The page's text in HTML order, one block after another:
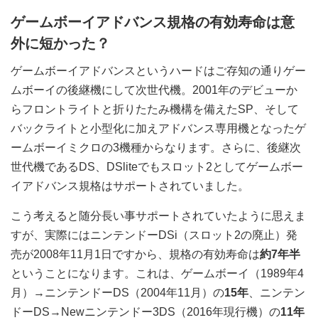
ゲームボーイアドバンス規格の有効寿命は意
外に短かった？
ゲームボーイアドバンスというハードはご存知の通りゲー
ムボーイの後継機にして次世代機。2001年のデビューか
らフロントライトと折りたたみ機構を備えたSP、そして
バックライトと小型化に加えアドバンス専用機となったゲ
ームボーイミクロの3機種からなります。さらに、後継次
世代機であるDS、DSliteでもスロット2としてゲームボー
イアドバンス規格はサポートされていました。
こう考えると随分長い事サポートされていたように思えま
すが、実際にはニンテンドーDSi（スロット2の廃止）発
売が2008年11月1日ですから、規格の有効寿命は約7年半
ということになります。これは、ゲームボーイ（1989年4
月）→ニンテンドーDS（2004年11月）の15年 、ニンテン
ドーDS→Newニンテンドー3DS（2016年現行機）の11年